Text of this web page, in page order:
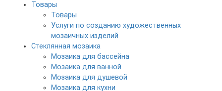
Товары
Товары
Услуги по созданию художественных
мозаичных изделий
Cтеклянная мозаика
Мозаика для бассейна
Мозаика для ванной
Мозаика для душевой
Мозаика для кухни